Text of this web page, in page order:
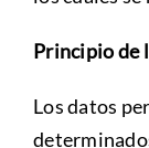
Principio de
Los datos